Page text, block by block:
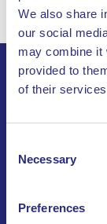
We also share
our social
may combine it
provided to
of their
Selection
Necessary
Preferences
ABONNEZ-
NAVIGUEZ